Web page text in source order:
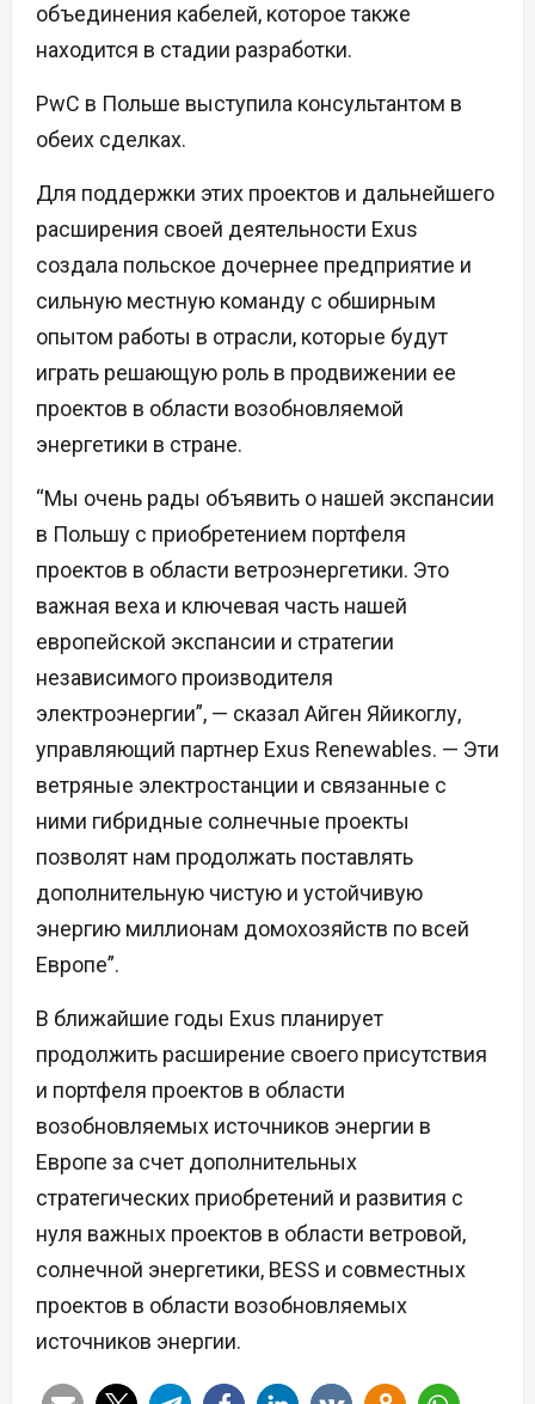
объединения кабелей, которое также
находится в стадии разработки.
PwC в Польше выступила консультантом в
обеих сделках.
Для поддержки этих проектов и дальнейшего
расширения своей деятельности Exus
создала польское дочернее предприятие и
сильную местную команду с обширным
опытом работы в отрасли, которые будут
играть решающую роль в продвижении ее
проектов в области возобновляемой
энергетики в стране.
“Мы очень рады объявить о нашей экспансии
в Польшу с приобретением портфеля
проектов в области ветроэнергетики. Это
важная веха и ключевая часть нашей
европейской экспансии и стратегии
независимого производителя
электроэнергии”, — сказал Айген Яйикоглу,
управляющий партнер Exus Renewables. — Эти
ветряные электростанции и связанные с
ними гибридные солнечные проекты
позволят нам продолжать поставлять
дополнительную чистую и устойчивую
энергию миллионам домохозяйств по всей
Европе”.
В ближайшие годы Exus планирует
продолжить расширение своего присутствия
и портфеля проектов в области
возобновляемых источников энергии в
Европе за счет дополнительных
стратегических приобретений и развития с
нуля важных проектов в области ветровой,
солнечной энергетики, BESS и совместных
проектов в области возобновляемых
источников энергии.